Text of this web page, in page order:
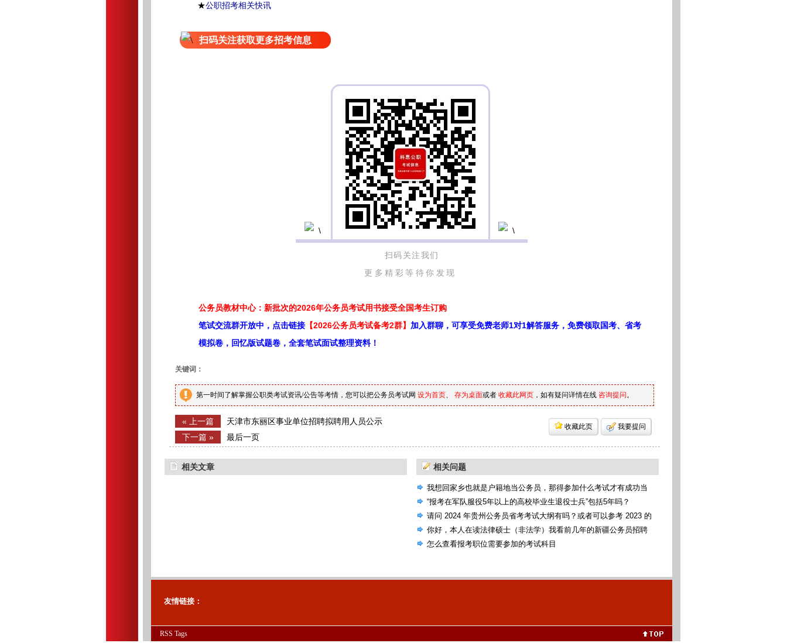
★公职招考相关快讯
扫码关注获取更多招考信息
扫码关注我们
更多精彩等待你发现
公务员教材中心：新批次的2026年公务员考试用书接受全国考生订购
笔试交流群开放中，点击链接 【2026公务员考试备考2群】 加入群聊，可享受免费老师1对1解答服务，免费领取国考、省考
模拟卷，回忆版试题卷，全套笔试面试整理资料！
关键词：
第一时间了解掌握公职类考试资讯/公告等考情，您可以把公务员考试网 设为首页、 存为桌面或者 收藏此网页 ，如有疑问详情在线 咨询提问。
« 上一篇
天津市东丽区事业单位招聘拟聘用人员公示
下一篇 »
最后一页
收藏此页 我要提问
相关文章 相关问题
我想回家乡也就是户籍地当公务员，那得参加什么考试才有成功当
选的机会，国考省考还是联考统考
“报考在军队服役5年以上的高校毕业生退役士兵”包括5年吗？
请问 2024 年贵州公务员省考考试大纲有吗？或者可以参考 2023 的
考试大纲吗？
你好，本人在读法律硕士（非法学）我看前几年的新疆公务员招聘
公告，里面有些专业要求本科法学类，我可以报考这些专业吗（本
怎么查看报考职位需要参加的考试科目
友情链接：
RSS Tags